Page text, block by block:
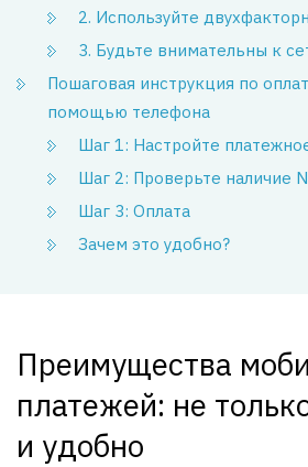
2. Используйте
3. Будьте внимательны к
Пошаговая инструкция по
помощью телефона
Шаг 1: Настройте
Шаг 2: Проверьте наличие
Шаг 3: Оплата
Зачем это удобно?
Преимущества
платежей: не
и удобно